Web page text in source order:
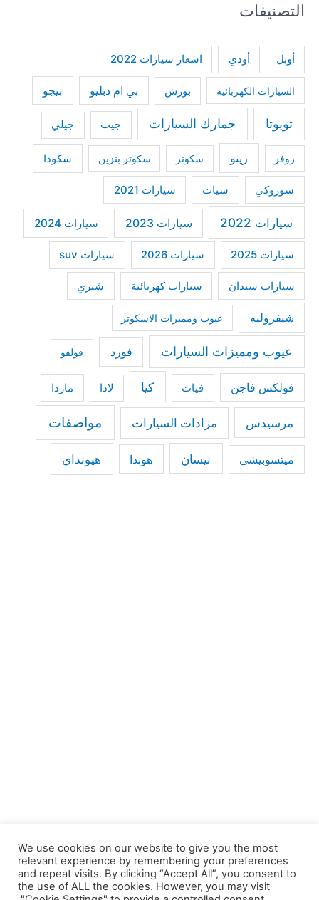
r
f
o
:
التصنيفات
أوبل أودي اسعار سيارات 2022
السيارات الكهربائية بورش بي ام دبليو بيجو
تويوتا جمارك السيارات جيب جيلي
روفر رينو سكوتر سكوتر بنزين سكودا
سوزوكي سيات سيارات 2021
سيارات 2022 سيارات 2023 سيارات 2024
سيارات 2025 سيارات 2026 سيارات suv
سيارات سيدان سيارات كهربائية شيري
شيفروليه عيوب ومميزات الاسكوتر
عيوب ومميزات السيارات فورد فولفو
فولكس فاجن فيات كيا لادا مازدا
مرسيدس مزادات السيارات مواصفات
ميتسوبيشي نيسان هوندا هيونداي
أخبار السيارات
نصائح عن السيارات
We use cookies on our website to give you the most
relevant experience by remembering your preferences
and repeat visits. By clicking “Accept All”, you consent to
the use of ALL the cookies. However, you may visit